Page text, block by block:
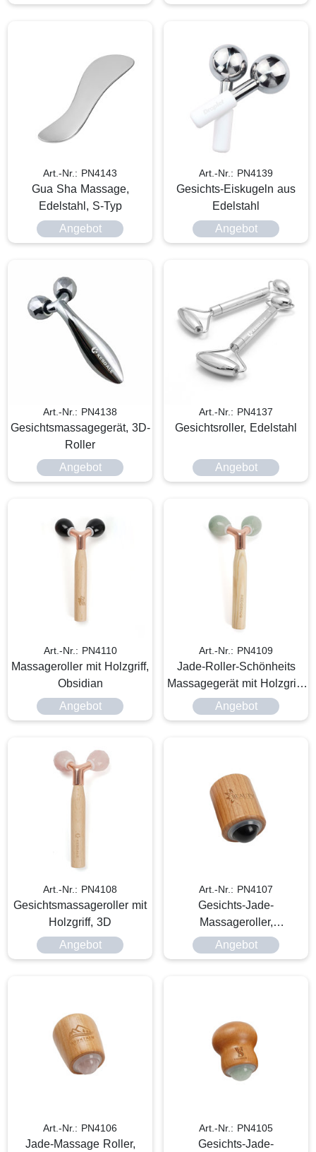
Art.-Nr.: PN4143
Gua Sha Massage,
Edelstahl, S-Typ
Angebot
Art.-Nr.: PN4139
Gesichts-Eiskugeln aus
Edelstahl
Angebot
Art.-Nr.: PN4138
Gesichtsmassagegerät, 3D-
Roller
Angebot
Art.-Nr.: PN4137
Gesichtsroller, Edelstahl
Angebot
Art.-Nr.: PN4110
Massageroller mit Holzgriff,
Obsidian
Angebot
Art.-Nr.: PN4109
Jade-Roller-Schönheits
Massagegerät mit Holzgriff,
Tanglin
Angebot
Art.-Nr.: PN4108
Gesichtsmassageroller mit
Holzgriff, 3D
Angebot
Art.-Nr.: PN4107
Gesichts-Jade-
Massageroller,
becherförmig, individuell
Angebot
Art.-Nr.: PN4106
Jade-Massage Roller,
Art.-Nr.: PN4105
Gesichts-Jade-